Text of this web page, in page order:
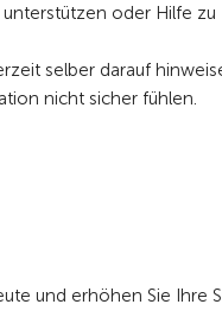
oder Hilfe zu
selber darauf
nicht sicher fühlen.
und erhöhen Sie Ihre